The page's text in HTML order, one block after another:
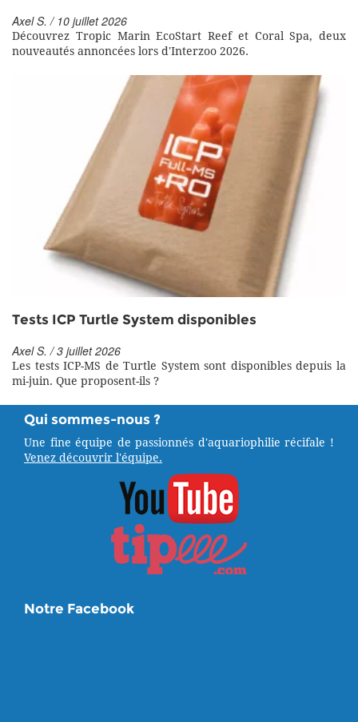
Axel S. / 10 juillet 2026
Découvrez Tropic Marin EcoStart Reef et Coral Spa, deux
nouveautés annoncées lors d'Interzoo 2026.
Tests ICP Turtle System disponibles
Axel S. / 3 juillet 2026
Les tests ICP-MS de Turtle System sont disponibles depuis la
mi-juin. Que proposent-ils ?
Qui sommes-nous ?
Une fine équipe de passionnés d'aquariophilie récifale !
Venez découvrir l'équipe.
Notre Facebook